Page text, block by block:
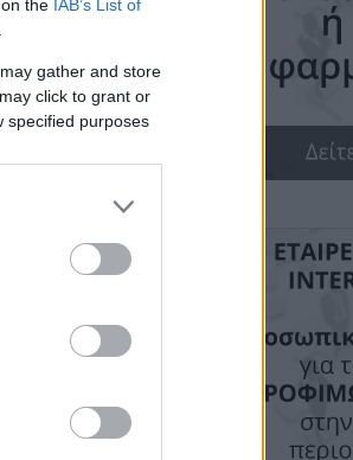
the IAB’s List of
gather and store
click to grant or
specified purposes
που
του
και τη Σχολή
της